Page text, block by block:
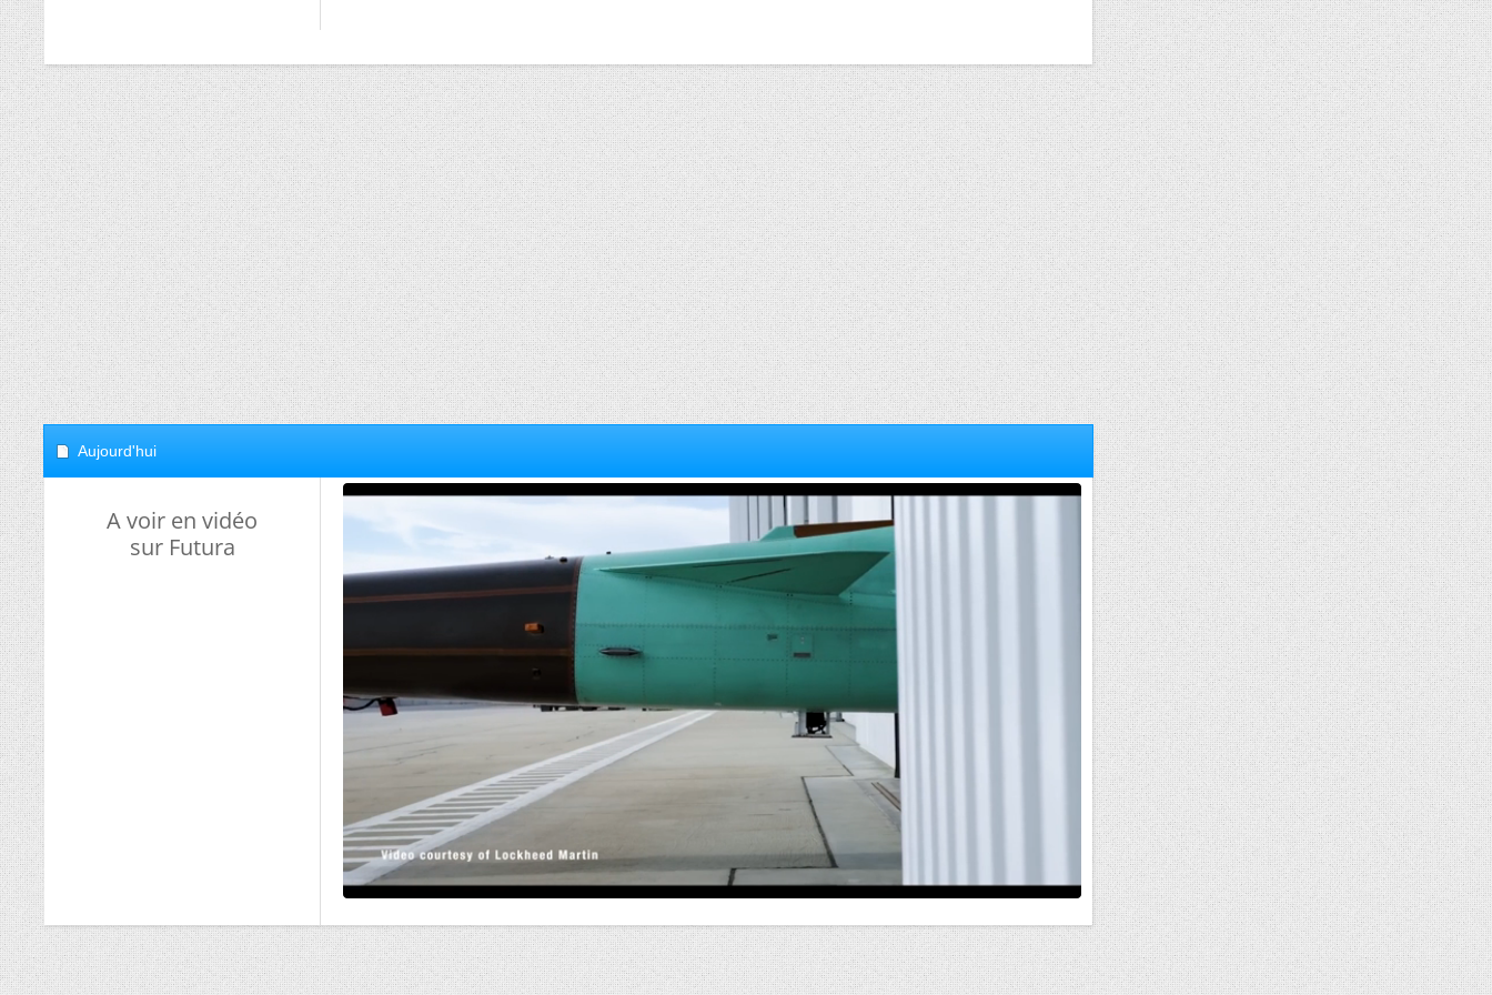
Aujourd'hui
A voir en vidéo
sur Futura